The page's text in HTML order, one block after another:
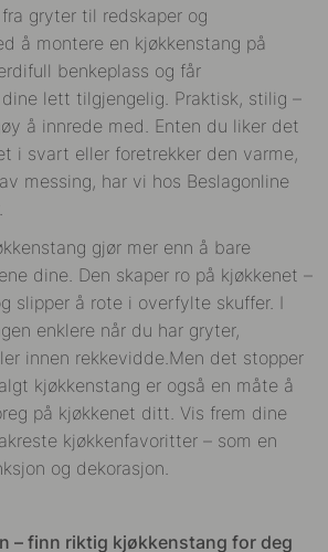
gryter til redskaper og
å montere en kjøkkenstang på
benkeplass og får
lett tilgjengelig. Praktisk, stilig –
å innrede med. Enten du liker det
i svart eller foretrekker den varme,
messing, har vi hos Beslagonline
gjør mer enn å bare
dine. Den skaper ro på kjøkkenet –
slipper å rote i overfylte skuffer. I
enklere når du har gryter,
innen rekkevidde. Men det stopper
kjøkkenstang er også en måte å
på kjøkkenet ditt. Vis frem dine
kjøkkenfavoritter – som en
og dekorasjon.
– finn riktig kjøkkenstang for deg